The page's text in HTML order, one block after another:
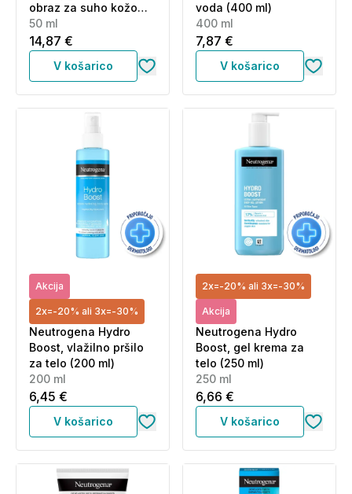
obraz za suho kožo
(50 ml)
50 ml
14,87 €
V košarico
voda (400 ml)
400 ml
7,87 €
V košarico
Akcija
2x=-20% ali 3x=-30%
Neutrogena Hydro
Boost, vlažilno pršilo
za telo (200 ml)
200 ml
6,45 €
V košarico
2x=-20% ali 3x=-30%
Akcija
Neutrogena Hydro
Boost, gel krema za
telo (250 ml)
250 ml
6,66 €
V košarico